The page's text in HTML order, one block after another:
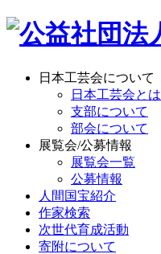
日本工芸会について
日本工芸会とは
支部について
部会について
展覧会/公募情報
展覧会一覧
公募情報
人間国宝紹介
作家検索
次世代育成活動
寄附について